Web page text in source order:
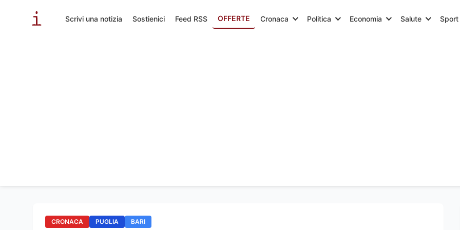
Scrivi una notizia Sostienici Feed RSS OFFERTE Cronaca Politica Economia Salute Sport
CRONACA PUGLIA BARI